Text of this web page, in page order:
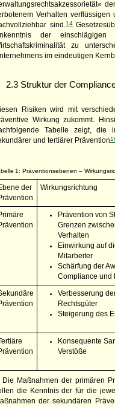
Verhalten
sind.14
der einschlägigen
zu
im eindeutigen
2.3 Struktur der
Risiken wird mit
Wirkung zukommt.
Tabelle zeigt, die
und tertiärer Prävention
1: Präventionsebenen –
der
Wirkungsrichtung
Prävention von
Grenzen
Verhalten
Einwirkung auf
Mitarbeiter
Schärfung der
Compliance und
Verbesserung
Rechtsgüter
Steigerung des
Tertiäre
Konsequente
Verstöße
Die Maßnahmen der primären
die Kenntnis der für die
der sekundären